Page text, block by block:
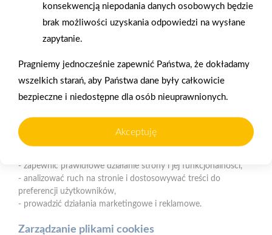
Gwarancja jakości
naszych produktów
Zakupy w systemie
ratalnym
Oferujemy zakupy
Zakupy
ul. Św. Ducha 12, 88-320 Strzelno (parking, plac składowy,
magazyn - wjazd od ul. Michelsona 19)
E-mail:biuro@psbstrzelno.pl
konsekwencją niepodania danych osobowych będzie
brak możliwości uzyskania odpowiedzi na wysłane
zapytanie.
Pragniemy jednocześnie zapewnić Państwa, że dokładamy
wszelkich starań, aby Państwa dane były całkowicie
bezpieczne i niedostępne dla osób nieuprawnionych.
Akceptuję
użytkowania oraz analizy ruchu na stronie.
Czym są pliki cookies?
użytkownika (komputerze, tablecie, smartfonie) podczas
korzystania z naszej strony internetowej. Pliki te mogą być
odczytywane przez nasz system oraz systemy zaufanych
Do czego wykorzystujemy pliki cookies?
- zapewnić prawidłowe działanie strony i jej funkcjonalności,
- analizować ruch na stronie i dostosowywać treści do
preferencji użytkowników,
- prowadzić działania marketingowe i reklamowe.
Zarządzanie plikami cookies